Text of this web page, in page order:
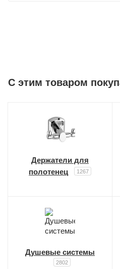
C этим товаром
Держатели для
полотенец
1267
Душевые системы
2802